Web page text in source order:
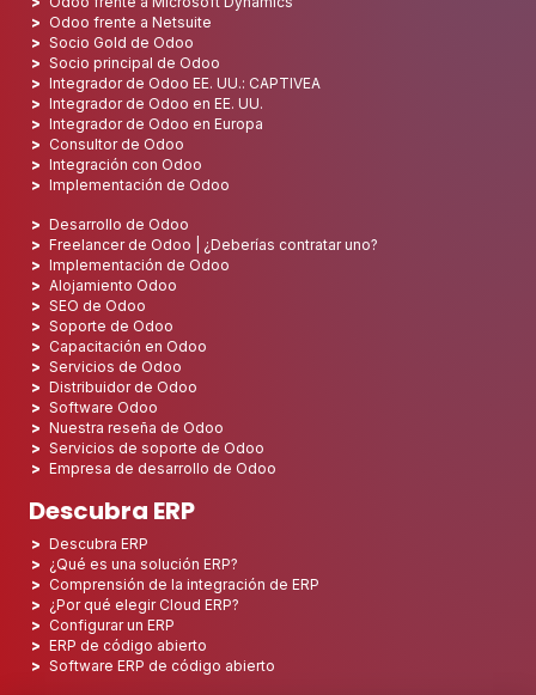
Odoo frente a Netsuite
Socio Gold de Odoo
Socio principal de Odoo
Integrador de Odoo EE. UU.: CAPTIVEA
Integrador de Odoo en EE. UU.
Integrador de Odoo en Europa
Consultor de Odoo
Integración con Odoo
Implementación de Odoo
Desarrollo de Odoo
Freelancer de Odoo | ¿Deberías contratar uno?
Implementación de Odoo
Alojamiento Odoo
SEO de Odoo
Soporte de Odoo
Capacitación en Odoo
Servicios de Odoo
Distribuidor de Odoo
Software Odoo
Nuestra reseña de Odoo
Servicios de soporte de Odoo
Empresa de desarrollo de Odoo
Descubra ERP
Descubra ERP
¿Qué es una solución ERP?
Comprensión de la integración de ERP
¿Por qué elegir Cloud ERP?
Configurar un ERP
ERP de código abierto
Software ERP de código abierto